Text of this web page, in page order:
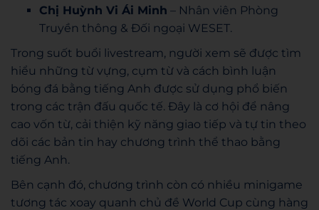
Chị Huỳnh Vi Ái Minh – Nhân viên Phòng
Truyền thông & Đối ngoại WESET.
Trong suốt buổi livestream, người xem sẽ được tìm
hiểu những từ vựng, cụm từ và cách bình luận
bóng đá bằng tiếng Anh được sử dụng phổ biến
trong các trận đấu quốc tế. Đây là cơ hội để nâng
cao vốn từ, cải thiện kỹ năng giao tiếp và tự tin theo
dõi các bản tin hay chương trình thể thao bằng
tiếng Anh.
Bên cạnh đó, chương trình còn có nhiều minigame
tương tác xoay quanh chủ đề World Cup cùng hàng